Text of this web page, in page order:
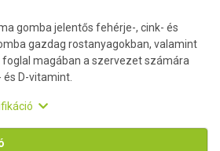
gomba jelentős fehérje-, cink- és
gazdag rostanyagokban, valamint
magában a szervezet számára
D-vitamint.